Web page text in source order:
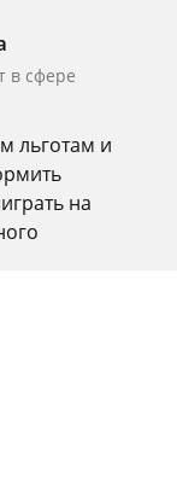
в сфере
льготам и
на